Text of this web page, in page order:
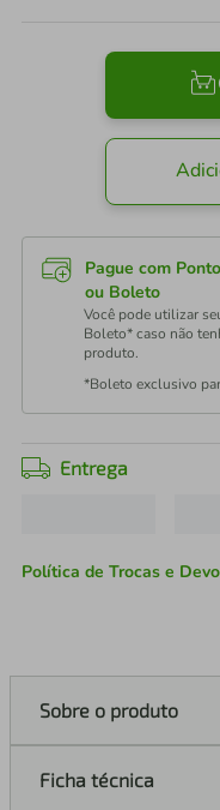
Pague com
ou Boleto
Você pode utilizar
Boleto* caso não
produto.
*Boleto exclusivo
Entrega
Política de Trocas e
Sobre o produto
Ficha técnica